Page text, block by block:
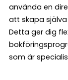
använda en
att skapa
Detta ger dig
som är